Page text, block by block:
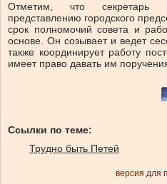
Отметим, что секретарь
представлению городского
срок полномочий совета и
основе. Он созывает и ведет
также координирует работу
имеет право давать им
Ссылки по теме:
Трудно быть Петей
версия для